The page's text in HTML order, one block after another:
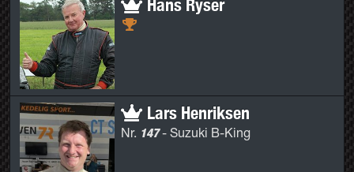
Hans Ryser
Lars Henriksen
Nr. 147- Suzuki B-King